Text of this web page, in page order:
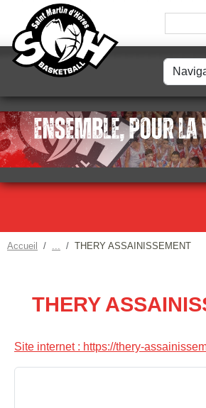
Accueil THERY ASSAINISSEMENT
THERY
Site internet : https://thery-
Panneau de gestion des cookies